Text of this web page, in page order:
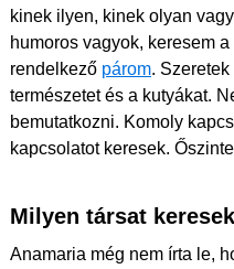
kinek ilyen, kinek olyan
humoros vagyok, keresem
rendelkező párom.
természetet és a kutyákat.
bemutatkozni. Komoly
kapcsolatot keresek.
Milyen társat
Anamaria még nem írta le,